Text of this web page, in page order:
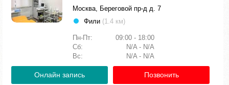
Москва, Береговой пр-д д. 7
Фили (1.4 км)
Пн-Пт:
09:00 - 18:00
Сб:
N/A - N/A
Вс:
N/A - N/A
Онлайн запись Позвонить